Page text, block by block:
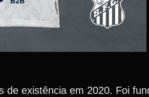
de existência em 2020. Foi